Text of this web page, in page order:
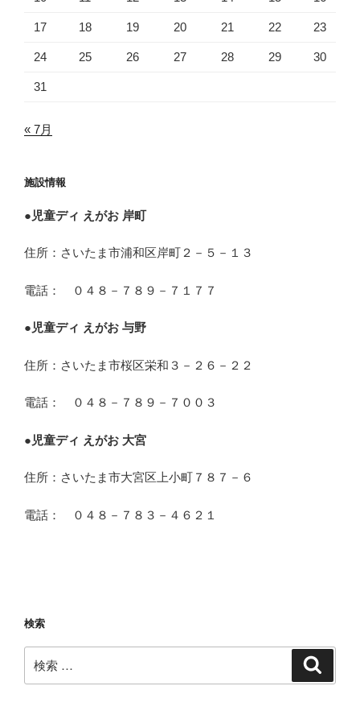
17 18 19 20 21 22 23
24 25 26 27 28 29 30
31
« 7月
施設情報
● 児童ディ えがお 岸町
住所：さいたま市浦和区岸町２－５－１３
電話： ０４８－７８９－７１７７
● 児童ディ えがお 与野
住所：さいたま市桜区栄和３－２６－２２
電話： ０４８－７８９－７００３
● 児童ディ えがお 大宮
住所：さいたま市大宮区上小町７８７－６
電話： ０４８－７８３－４６２１
検索
索: